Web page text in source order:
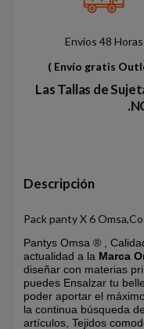
Envios 48 Horas
( Envío gratis
Las Tallas de
Descripción
Pack panty X 6
Pantys Omsa ® ,
actualidad a la Marca
diseñar con materias
puedes Ensalzar tu
poder aportar el
la continua búsqueda
artículos, Tejidos